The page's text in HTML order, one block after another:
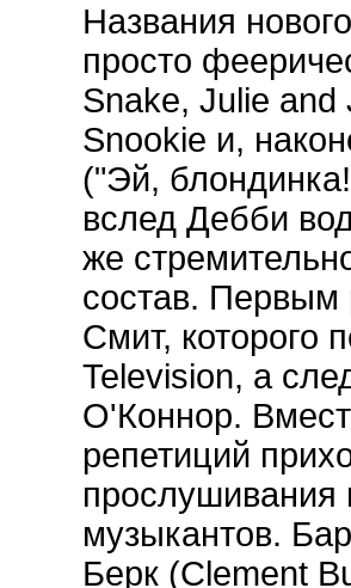
Названия
просто
Snake, Julie and
Snookie и,
("Эй,
вслед Дебби
же
состав. Первым
Смит, которого
Television, а
О'Коннор.
репетиций
прослушивания
музыкантов.
Берк (Clement